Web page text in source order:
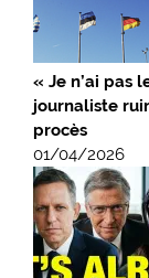
« Je n’ai pas
journaliste
procès
01/04/2026